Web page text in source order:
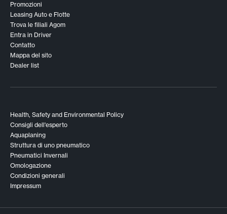
Promozioni
Leasing Auto e Flotte
Trova le filiali Agom
Entra in Driver
Contatto
Mappa del sito
Dealer list
Health, Safety and Environmental Policy
Consigli dell'esperto
Aquaplaning
Struttura di uno pneumatico
Pneumatici Invernali
Omologazione
Condizioni generali
Impressum